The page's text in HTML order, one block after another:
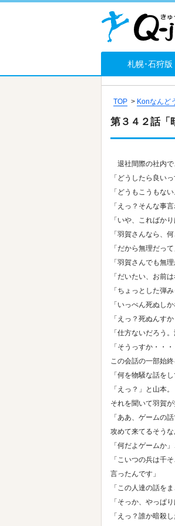
札幌･石狩版
TOP > Konなんど
第３４２話「
退社間際の社内で
「どうしたら良いっ
「どうもこうもな
「えっ？そんな事
「いや、こればか
「羽賀さんなら、
「だから無理だっ
「羽賀さんでも無
「だいたい、お前
「ちょっとした弾
「いっぺん死ぬしか
「えっ？死ぬんす
「仕方ないだろう
「そうっすか・・
この会話の一部始
「何を物騒な話を
「えっ？」と山本。
それを聞いて羽賀
「ああ、ゲームの
攻めて来てるそうな
「何だよゲームか」
「こいつの兵は千
言ったんです」
「この人達の話を
「そっか、やっぱ
「えっ？誰か暗殺